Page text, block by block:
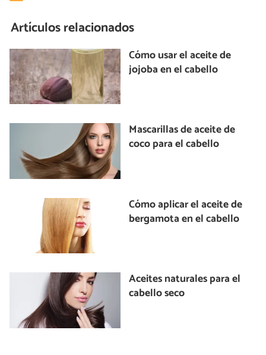
Artículos relacionados
Cómo usar el aceite de
jojoba en el cabello
Mascarillas de aceite de
coco para el cabello
Cómo aplicar el aceite de
bergamota en el cabello
Aceites naturales para el
cabello seco